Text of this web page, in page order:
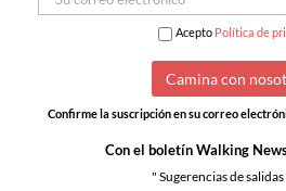
Acepto Política de
Confirme la suscripción en su correo
Con el boletín Walking
" Sugerencias de salidas